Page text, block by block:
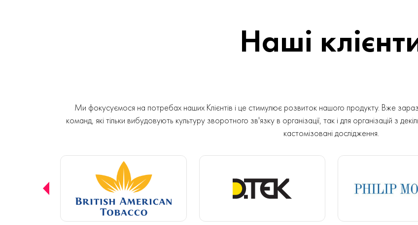
Наші
Ми фокусуємося на потребах наших Клієнтів і це стимулює розвиток нашого продукту. Вже
команд, які тільки вибудовують культуру зворотного зв'язку в організації, так і для організацій з
кастомізовані дослідження.